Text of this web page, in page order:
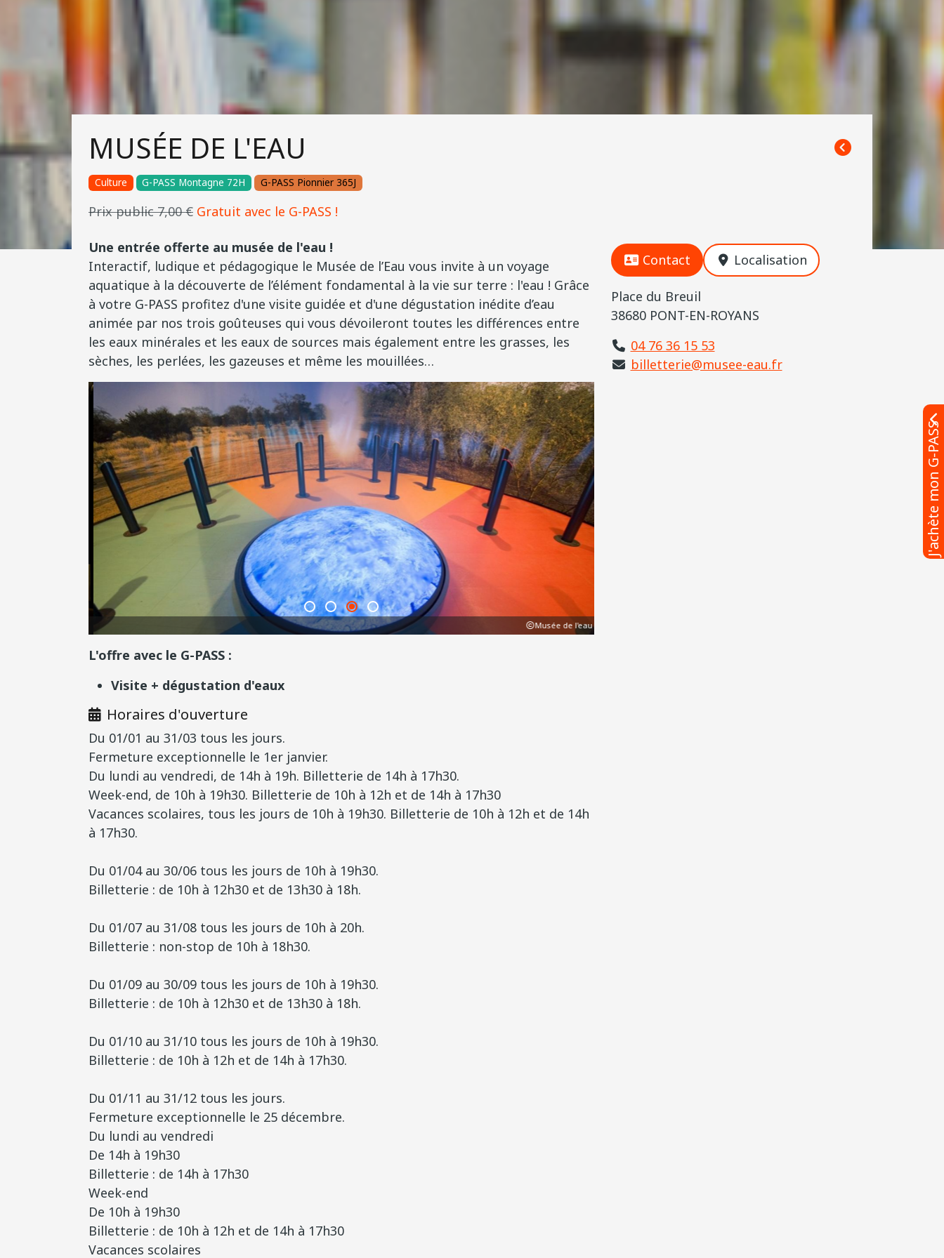
MUSÉE DE L'EAU
Culture G-PASS Montagne 72H G-PASS Pionnier 365J
Prix public 7,00 € Gratuit avec le G-PASS !
Une entrée offerte au musée de l'eau !
Interactif, ludique et pédagogique le Musée de l’Eau vous invite à un voyage
aquatique à la découverte de l’élément fondamental à la vie sur terre : l'eau ! Grâce
à votre G-PASS profitez d'une visite guidée et d'une dégustation inédite d’eau
animée par nos trois goûteuses qui vous dévoileront toutes les différences entre
les eaux minérales et les eaux de sources mais également entre les grasses, les
sèches, les perlées, les gazeuses et même les mouillées…
Musée de l'eau
L'offre avec le G-PASS :
Visite + dégustation d'eaux
Horaires d'ouverture
Du 01/01 au 31/03 tous les jours.
Fermeture exceptionnelle le 1er janvier.
Du lundi au vendredi, de 14h à 19h. Billetterie de 14h à 17h30.
Week-end, de 10h à 19h30. Billetterie de 10h à 12h et de 14h à 17h30
Vacances scolaires, tous les jours de 10h à 19h30. Billetterie de 10h à 12h et de 14h
à 17h30.
Du 01/04 au 30/06 tous les jours de 10h à 19h30.
Billetterie : de 10h à 12h30 et de 13h30 à 18h.
Du 01/07 au 31/08 tous les jours de 10h à 20h.
Billetterie : non-stop de 10h à 18h30.
Du 01/09 au 30/09 tous les jours de 10h à 19h30.
Billetterie : de 10h à 12h30 et de 13h30 à 18h.
Du 01/10 au 31/10 tous les jours de 10h à 19h30.
Billetterie : de 10h à 12h et de 14h à 17h30.
Du 01/11 au 31/12 tous les jours.
Fermeture exceptionnelle le 25 décembre.
Du lundi au vendredi
De 14h à 19h30
Billetterie : de 14h à 17h30
Week-end
De 10h à 19h30
Billetterie : de 10h à 12h et de 14h à 17h30
Vacances scolaires
Contact Localisation
Place du Breuil
38680 PONT-EN-ROYANS
04 76 36 15 53
billetterie@musee-eau.fr
J'achète mon G-PASS